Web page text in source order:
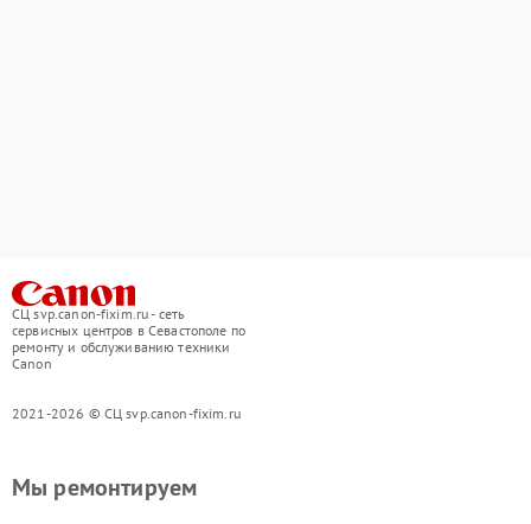
СЦ svp.canon-fixim.ru - сеть
сервисных центров в Севастополе по
ремонту и обслуживанию техники
Canon
2021-2026 © СЦ svp.canon-fixim.ru
Мы ремонтируем